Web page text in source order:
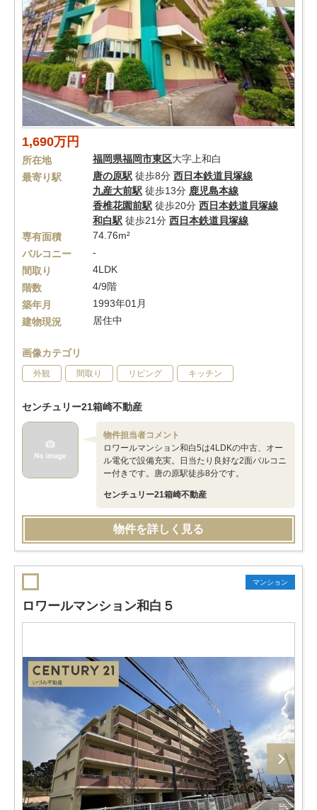
1,690万円
所在地 福岡県福岡市東区大字上和白
最寄り駅
唐の原駅 徒歩8分 西日本鉄道貝塚線
九産大前駅 徒歩13分 鹿児島本線
香椎花園前駅 徒歩20分 西日本鉄道貝塚線
和白駅 徒歩21分 西日本鉄道貝塚線
専有面積
74.76m²
バルコニー
-
間取り
4LDK
階数
4/9階
築年月
1993年01月
建物現況
居住中
画像カテゴリ
外観 間取り リビング キッチン
センチュリー21箱崎不動産
物件担当者コメント
ロワールマンション和白5は4LDKの中古、オー
ル電化で設備充実。日当たり良好な2面バルコニ
ー付きです。唐の原駅徒歩8分です。
センチュリー21箱崎不動産
物件を詳しく見る
マンション
ロワールマンション和白５